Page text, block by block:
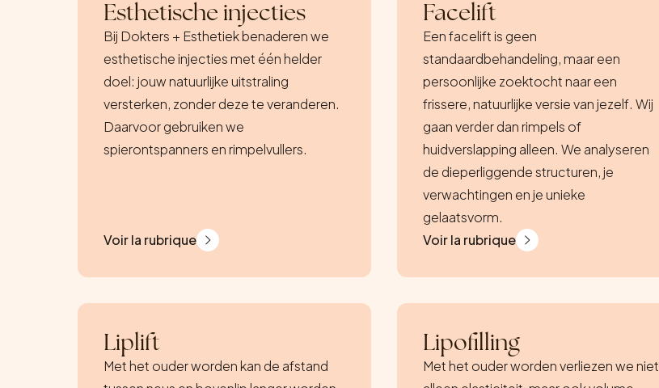
Esthetische injecties
Bij Dokters + Esthetiek benaderen we
esthetische injecties met één helder
doel: jouw natuurlijke uitstraling
versterken, zonder deze te veranderen.
Daarvoor gebruiken we
spierontspanners en rimpelvullers.
Voir la rubrique
Facelift
Een facelift is geen
standaardbehandeling, maar een
persoonlijke zoektocht naar een
frissere, natuurlijke versie van jezelf. Wij
gaan verder dan rimpels of
huidverslapping alleen. We analyseren
de dieperliggende structuren, je
verwachtingen en je unieke
gelaatsvorm.
Voir la rubrique
Liplift
Met het ouder worden kan de afstand
Lipofilling
Met het ouder worden verliezen we niet